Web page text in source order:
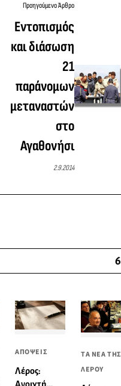
Προηγούμενο Άρθρο
Εντοπισμός
και διάσωση
21
παράνομων
μεταναστών
στο
Αγαθονήσι
2.9.2014
6
ΑΠΟΨΕΙΣ
Λέρος:
Ανοιχτή
ΤΑ ΝΕΑ ΤΗΣ
ΛΕΡΟΥ